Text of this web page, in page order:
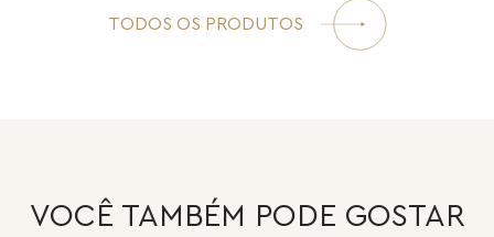
TODOS OS PRODUTOS
VOCÊ TAMBÉM PODE GOSTAR